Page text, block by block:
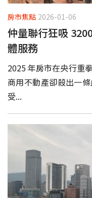
房市焦點 2026-01-06
仲量聯行狂吸
體服務
2025 年房市在央行重
商用不動產卻殺出一
受...